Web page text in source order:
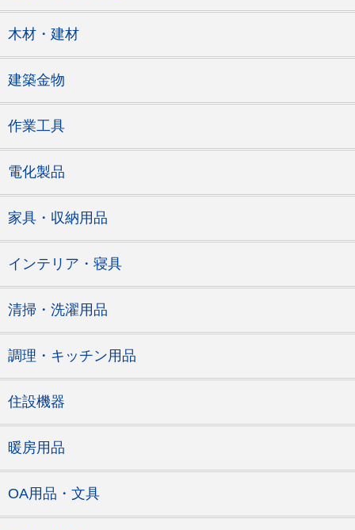
木材・建材
建築金物
作業工具
電化製品
家具・収納用品
インテリア・寝具
清掃・洗濯用品
調理・キッチン用品
住設機器
暖房用品
OA用品・文具